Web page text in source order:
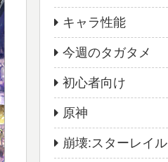
キャラ性能
今週のタガタメ
初心者向け
原神
崩壊:スターレイル